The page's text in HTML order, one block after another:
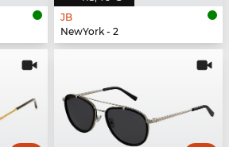
JB
NewYork - 2